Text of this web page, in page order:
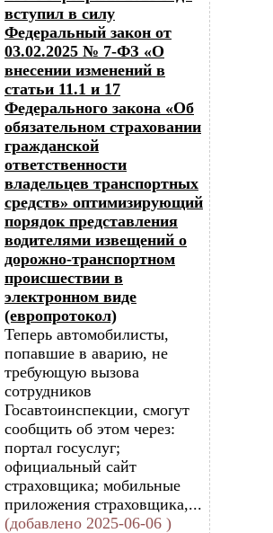
вступил в силу
Федеральный закон от
03.02.2025 № 7-ФЗ «О
внесении изменений в
статьи 11.1 и 17
Федерального закона «Об
обязательном страховании
гражданской
ответственности
владельцев транспортных
средств» оптимизирующий
порядок представления
водителями извещений о
дорожно-транспортном
происшествии в
электронном виде
(европротокол)
Теперь автомобилисты,
попавшие в аварию, не
требующую вызова
сотрудников
Госавтоинспекции, смогут
сообщить об этом через:
портал госуслуг;
официальный сайт
страховщика; мобильные
приложения страховщика,...
(добавлено 2025-06-06 )